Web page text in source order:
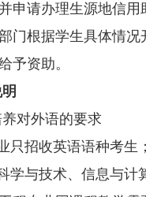
申请办理生源地信用
门根据学生具体情况
予资助。
对外语的要求
只招收英语语种考生；
学与技术、信息与计